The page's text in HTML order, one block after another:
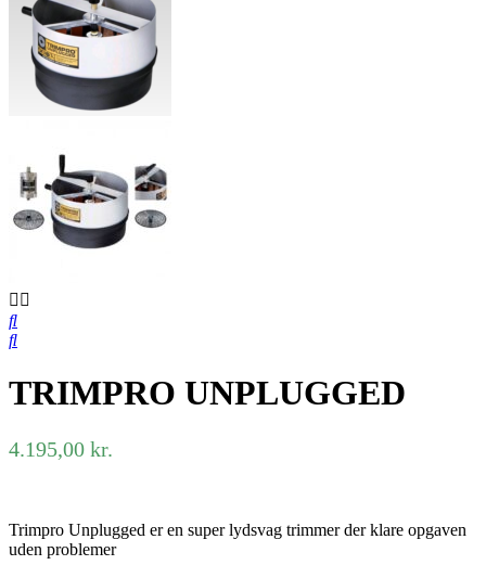
TRIMPRO UNPLUGGED
4.195,00 kr.
Trimpro Unplugged er en super lydsvag trimmer der klare opgaven
uden problemer